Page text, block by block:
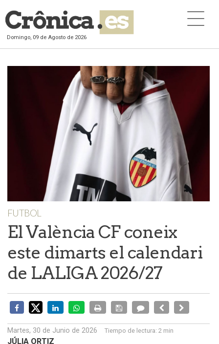
Domingo, 09 de Agosto de 2026
FUTBOL
El València CF coneix
este dimarts el calendari
de LALIGA 2026/27
Martes, 30 de Junio de 2026 Tiempo de lectura: 2 min
JÚLIA ORTIZ